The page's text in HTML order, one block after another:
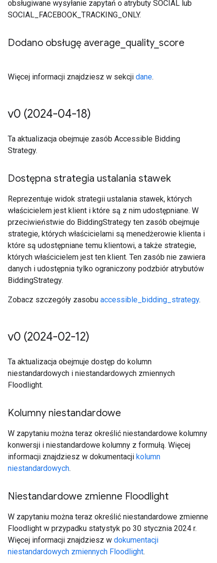
obsługiwane wysyłanie zapytań o atrybuty SOCIAL lub
SOCIAL_FACEBOOK_TRACKING_ONLY.
Dodano obsługę average quality_ score
Więcej informacji znajdziesz w sekcji dane.
v0 (2024-04-18)
Ta aktualizacja obejmuje zasób Accessible Bidding
Strategy.
Dostępna strategia ustalania stawek
Reprezentuje widok strategii ustalania stawek, których
właścicielem jest klient i które są z nim udostępniane. W
przeciwieństwie do BiddingStrategy ten zasób obejmuje
strategie, których właścicielami są menedżerowie klienta i
które są udostępniane temu klientowi, a także strategie,
których właścicielem jest ten klient. Ten zasób nie zawiera
danych i udostępnia tylko ograniczony podzbiór atrybutów
BiddingStrategy.
Zobacz szczegóły zasobu accessible_bidding_strategy.
v0 (2024-02-12)
Ta aktualizacja obejmuje dostęp do kolumn
niestandardowych i niestandardowych zmiennych
Floodlight.
Kolumny niestandardowe
W zapytaniu można teraz określić niestandardowe kolumny
konwersji i niestandardowe kolumny z formułą. Więcej
informacji znajdziesz w dokumentacji kolumn
niestandardowych.
Niestandardowe zmienne Floodlight
W zapytaniu można teraz określić niestandardowe zmienne
Floodlight w przypadku statystyk po 30 stycznia 2024 r.
Więcej informacji znajdziesz w dokumentacji
niestandardowych zmiennych Floodlight.